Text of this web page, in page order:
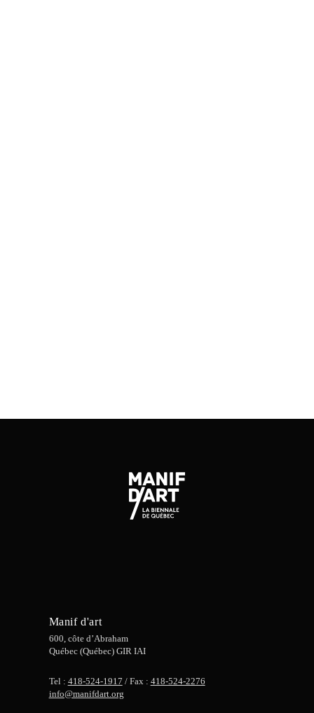
Manif d'art
600, côte d’Abraham
Québec (Québec) GIR IAI
Tel : 418-524-1917 / Fax : 418-524-2276
info@manifdart.org